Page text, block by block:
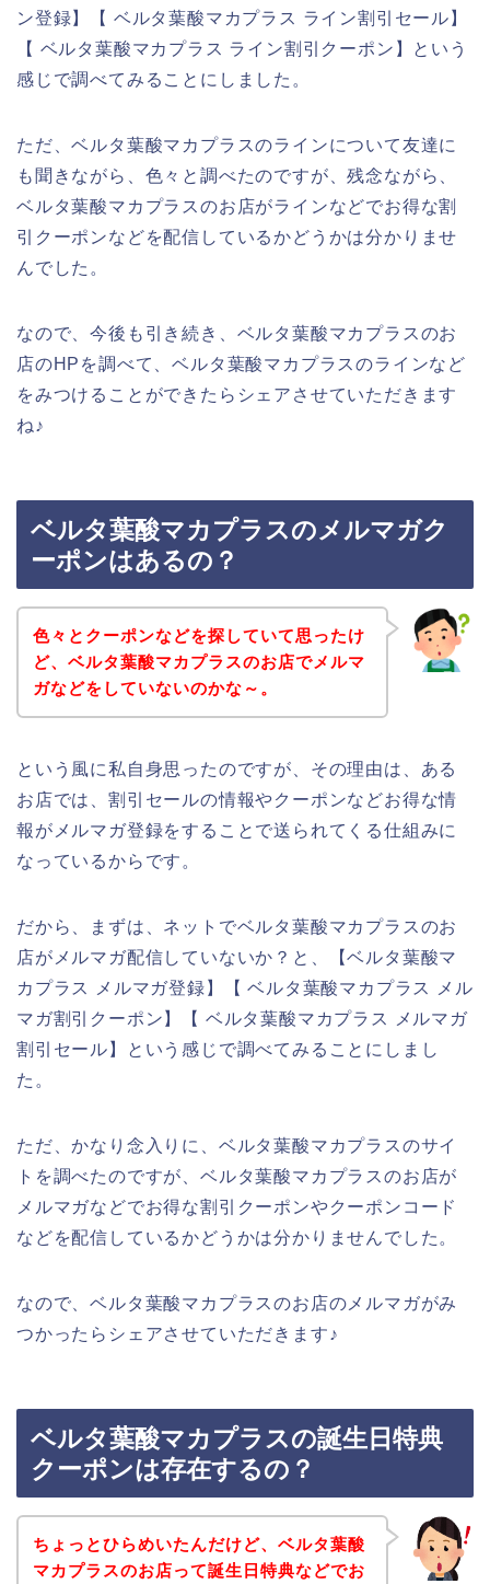
ン登録】【 ベルタ葉酸マカプラス ライン割引セール】
【 ベルタ葉酸マカプラス ライン割引クーポン】という
感じで調べてみることにしました。
ただ、ベルタ葉酸マカプラスのラインについて友達に
も聞きながら、色々と調べたのですが、残念ながら、
ベルタ葉酸マカプラスのお店がラインなどでお得な割
引クーポンなどを配信しているかどうかは分かりませ
んでした。
なので、今後も引き続き、ベルタ葉酸マカプラスのお
店のHPを調べて、ベルタ葉酸マカプラスのラインなど
をみつけることができたらシェアさせていただきます
ね♪
ベルタ葉酸マカプラスのメルマガク
ーポンはあるの？
色々とクーポンなどを探していて思ったけ
ど、ベルタ葉酸マカプラスのお店でメルマ
ガなどをしていないのかな～。
という風に私自身思ったのですが、その理由は、ある
お店では、割引セールの情報やクーポンなどお得な情
報がメルマガ登録をすることで送られてくる仕組みに
なっているからです。
だから、まずは、ネットでベルタ葉酸マカプラスのお
店がメルマガ配信していないか？と、【ベルタ葉酸マ
カプラス メルマガ登録】【 ベルタ葉酸マカプラス メル
マガ割引クーポン】【 ベルタ葉酸マカプラス メルマガ
割引セール】という感じで調べてみることにしまし
た。
ただ、かなり念入りに、ベルタ葉酸マカプラスのサイ
トを調べたのですが、ベルタ葉酸マカプラスのお店が
メルマガなどでお得な割引クーポンやクーポンコード
などを配信しているかどうかは分かりませんでした。
なので、ベルタ葉酸マカプラスのお店のメルマガがみ
つかったらシェアさせていただきます♪
ベルタ葉酸マカプラスの誕生日特典
クーポンは存在するの？
ちょっとひらめいたんだけど、ベルタ葉酸
マカプラスのお店って誕生日特典などでお